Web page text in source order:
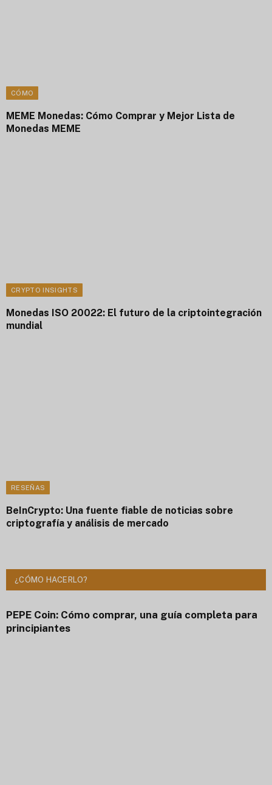
CÓMO
MEME Monedas: Cómo Comprar y Mejor Lista de
Monedas MEME
CRYPTO INSIGHTS
Monedas ISO 20022: El futuro de la criptointegración
mundial
RESEÑAS
BeInCrypto: Una fuente fiable de noticias sobre
criptografía y análisis de mercado
¿CÓMO HACERLO?
PEPE Coin: Cómo comprar, una guía completa para
principiantes